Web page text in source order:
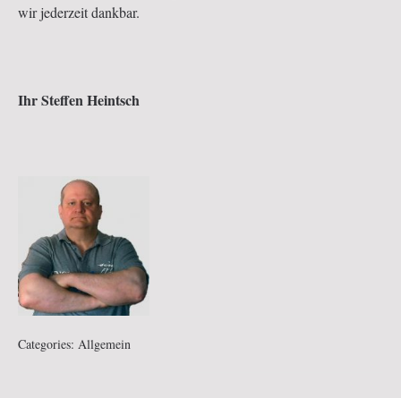
wir jederzeit dankbar.
Ihr Steffen Heintsch
Categories: Allgemein